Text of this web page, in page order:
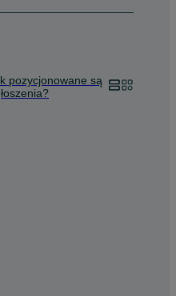
pozycjonowane są